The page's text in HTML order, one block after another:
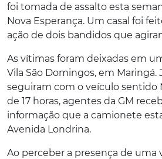
foi tomada de assalto esta
Nova Esperança. Um casal foi
ação de dois bandidos que
As vítimas foram deixadas em
Vila São Domingos, em Maringá.
seguiram com o veículo sentido
de 17 horas, agentes da GM
informação que a camionete
Avenida Londrina.
Ao perceber a presença de uma